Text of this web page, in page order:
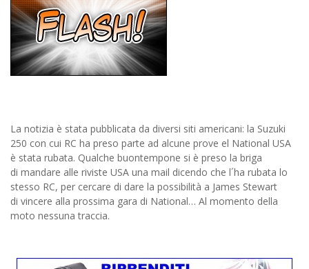
La notizia è stata pubblicata da diversi siti americani: la Suzuki
250 con cui RC ha preso parte ad alcune prove el National USA
è stata rubata. Qualche buontempone si è preso la briga
di mandare alle riviste USA una mail dicendo che l´ha rubata lo
stesso RC, per cercare di dare la possibilità a James Stewart
di vincere alla prossima gara di National… Al momento della
moto nessuna traccia.